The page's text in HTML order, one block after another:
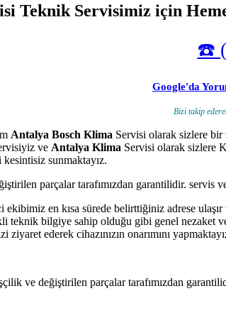
Teknik Servisimiz için
☎️
Google'da
Bizi takip
Antalya Bosch Klima Servisi olarak sizlere bir
ve Antalya Klima Servisi olarak sizlere
sunmaktayız.
parçalar tarafımızdan garantilidir. servis
en kısa sürede belirttiğiniz adrese
teknik bilgiye sahip olduğu gibi genel nezaket
ederek cihazınızın onarımını
ve değiştirilen parçalar tarafımızdan